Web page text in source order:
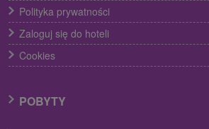
Polityka prywatności
Zaloguj się do hoteli
Cookies
POBYTY